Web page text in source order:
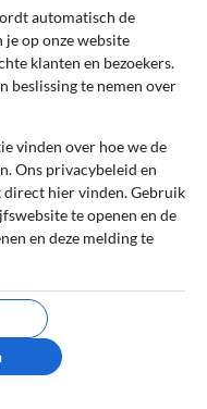
met de
ABN
en goedgekeurd.
worden niet
zijn gemarkeerd
automatisch de
op onze website
klanten en bezoekers.
beslissing te nemen over
vinden over hoe we de
Ons privacybeleid en
hier vinden. Gebruik
te openen en de
en deze melding te